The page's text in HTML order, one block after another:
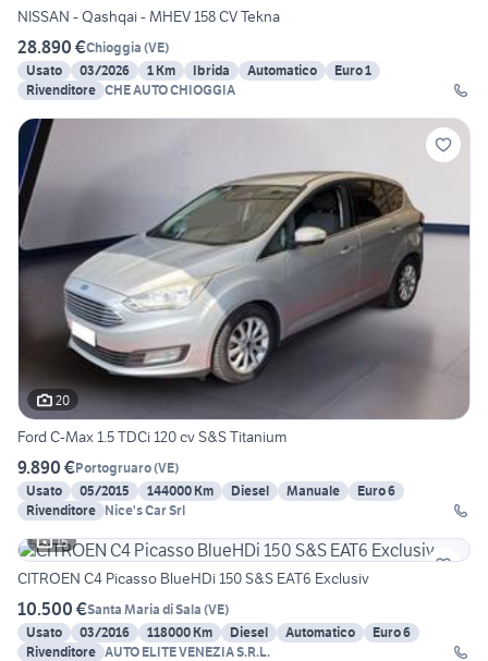
NISSAN - Qashqai - MHEV 158 CV Tekna
28.890 €Chioggia (VE)
Usato
03/2026 1 Km Ibrida Automatico
Euro 1
Rivenditore CHE AUTO CHIOGGIA
20
Ford C-Max 1.5 TDCi 120 cv S&S Titanium
9.890 €Portogruaro(VE)
Usato
05/2015 144000 Km Diesel Manuale
Euro 6
Rivenditore Nice's Car Srl
15
CITROEN C4 Picasso BlueHDi 150 S&S EAT6 Exclusiv
10.500 €Santa Maria di Sala (VE)
Usato
03/2016 118000 Km Diesel Automatico
Euro 6
Rivenditore AUTO ELITE VENEZIA S.R.L.